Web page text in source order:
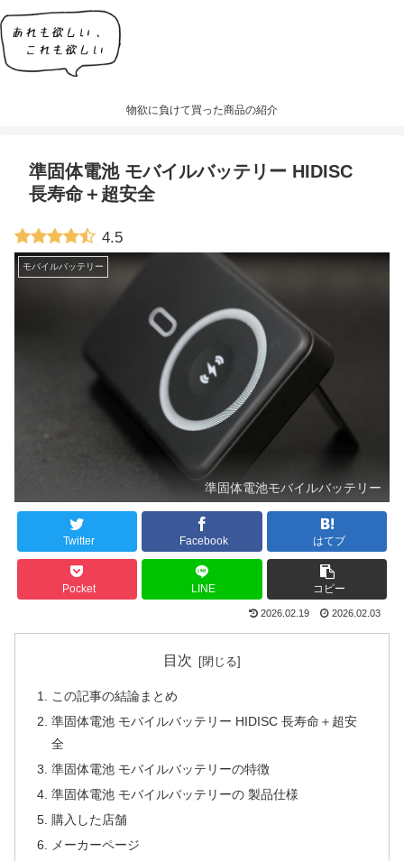
物欲に負けて買った商品の紹介
準固体電池 モバイルバッテリー HIDISC
長寿命＋超安全
4.5
モバイルバッテリー
準固体電池モバイルバッテリー
Twitter Facebook はてブ
Pocket LINE コピー
2026.02.19 2026.02.03
目次
この記事の結論まとめ
準固体電池 モバイルバッテリー HIDISC 長寿命＋超安
全
準固体電池 モバイルバッテリーの特徴
準固体電池 モバイルバッテリーの 製品仕様
購入した店舗
メーカーページ